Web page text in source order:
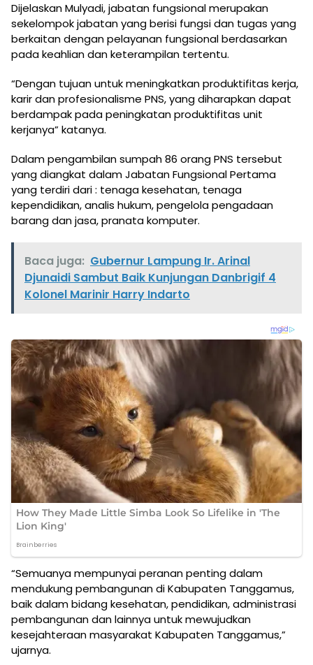
Dijelaskan Mulyadi, jabatan fungsional merupakan
sekelompok jabatan yang berisi fungsi dan tugas yang
berkaitan dengan pelayanan fungsional berdasarkan
pada keahlian dan keterampilan tertentu.
“Dengan tujuan untuk meningkatkan produktifitas kerja,
karir dan profesionalisme PNS, yang diharapkan dapat
berdampak pada peningkatan produktifitas unit
kerjanya” katanya.
Dalam pengambilan sumpah 86 orang PNS tersebut
yang diangkat dalam Jabatan Fungsional Pertama
yang terdiri dari : tenaga kesehatan, tenaga
kependidikan, analis hukum, pengelola pengadaan
barang dan jasa, pranata komputer.
Baca juga: Gubernur Lampung Ir. Arinal
Djunaidi Sambut Baik Kunjungan Danbrigif 4
Kolonel Marinir Harry Indarto
“Semuanya mempunyai peranan penting dalam
mendukung pembangunan di Kabupaten Tanggamus,
baik dalam bidang kesehatan, pendidikan, administrasi
pembangunan dan lainnya untuk mewujudkan
kesejahteraan masyarakat Kabupaten Tanggamus,”
ujarnya.